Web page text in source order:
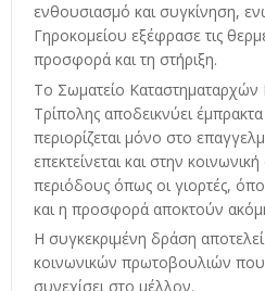
ενθουσιασμό και συγκίνηση,
Γηροκομείου εξέφρασε τις
προσφορά και τη στήριξη.
Το Σωματείο
Τρίπολης αποδεικνύει
περιορίζεται μόνο στο
επεκτείνεται και στην
περιόδους όπως οι γιορτές,
και η προσφορά αποκτούν
Η συγκεκριμένη δράση
κοινωνικών πρωτοβουλιών
συνεχίσει στο μέλλον.